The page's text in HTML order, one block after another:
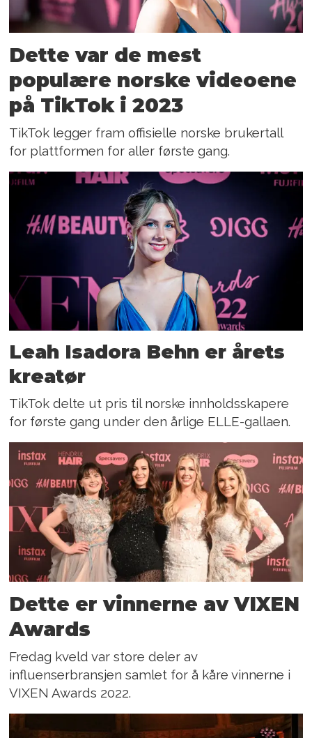
Dette var de mest
populære norske videoene
på TikTok i 2023
TikTok legger fram offisielle norske brukertall
for plattformen for aller første gang.
Leah Isadora Behn er årets
kreatør
TikTok delte ut pris til norske innholdsskapere
for første gang under den årlige ELLE-gallaen.
Dette er vinnerne av VIXEN
Awards
Fredag kveld var store deler av
influenserbransjen samlet for å kåre vinnerne i
VIXEN Awards 2022.